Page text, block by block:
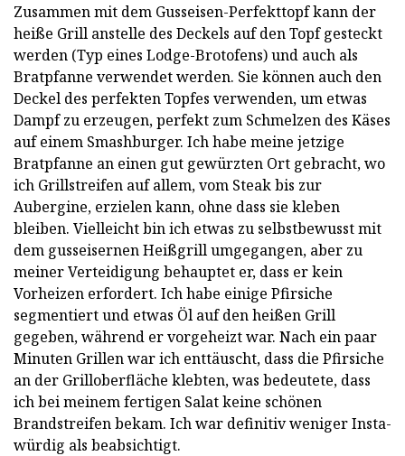
Zusammen mit dem Gusseisen-Perfekttopf kann der
heiße Grill anstelle des Deckels auf den Topf gesteckt
werden (Typ eines Lodge-Brotofens) und auch als
Bratpfanne verwendet werden. Sie können auch den
Deckel des perfekten Topfes verwenden, um etwas
Dampf zu erzeugen, perfekt zum Schmelzen des Käses
auf einem Smashburger. Ich habe meine jetzige
Bratpfanne an einen gut gewürzten Ort gebracht, wo
ich Grillstreifen auf allem, vom Steak bis zur
Aubergine, erzielen kann, ohne dass sie kleben
bleiben. Vielleicht bin ich etwas zu selbstbewusst mit
dem gusseisernen Heißgrill umgegangen, aber zu
meiner Verteidigung behauptet er, dass er kein
Vorheizen erfordert. Ich habe einige Pfirsiche
segmentiert und etwas Öl auf den heißen Grill
gegeben, während er vorgeheizt war. Nach ein paar
Minuten Grillen war ich enttäuscht, dass die Pfirsiche
an der Grilloberfläche klebten, was bedeutete, dass
ich bei meinem fertigen Salat keine schönen
Brandstreifen bekam. Ich war definitiv weniger Insta-
würdig als beabsichtigt.